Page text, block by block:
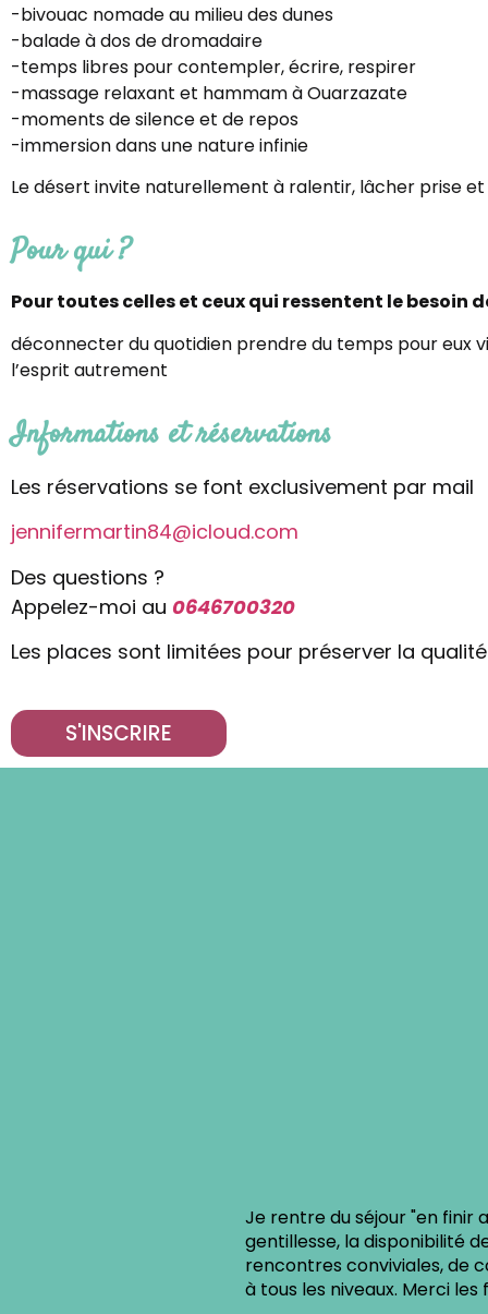
-bivouac nomade au milieu des dunes
-balade à dos de dromadaire
-temps libres pour contempler, écrire, respirer
-massage relaxant et hammam à Ouarzazate
-moments de silence et de repos
-immersion dans une nature infinie
Le désert invite naturellement à ralentir, lâcher prise
Pour qui ?
Pour toutes celles et ceux qui ressentent le besoin
déconnecter du quotidien prendre du temps pour
l’esprit autrement
Informations et réservations
Les réservations se font exclusivement par mail
jennifermartin84@icloud.com
Des questions ?
Appelez-moi au 0646700320
Les places sont limitées pour préserver la qualité
S'INSCRIRE
Cheffe d'orchestre
son univers avec passion
manger des plats
fermés. Merci Jenny, et à